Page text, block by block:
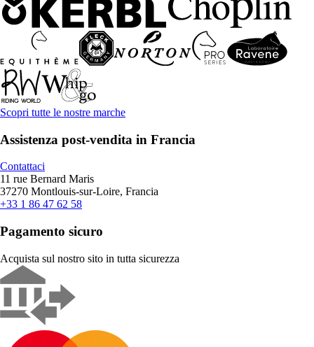
Scopri tutte le nostre marche
Assistenza post-vendita in Francia
Contattaci
11 rue Bernard Maris
37270 Montlouis-sur-Loire, Francia
+33 1 86 47 62 58
Pagamento sicuro
Acquista sul nostro sito in tutta sicurezza